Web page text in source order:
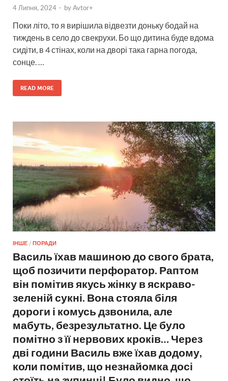
4 Липня, 2024 - byAvtor+
Поки літо, то я вирішила відвезти доньку бодай на
тиждень в село до свекрухи. Бо що дитина буде вдома
сидіти, в 4 стінах, коли на дворі така гарна погода,
сонце. …
READ MORE
ІНШЕ / ПОРАДИ
Василь їхав машиною до свого брата,
щоб позичити перфоратор. Раптом
він помітив якусь жінку в яскраво-
зеленій сукні. Вона стояла біля
дороги і комусь дзвонила, але
мабуть, безрезультатно. Це було
помітно з її нервових кроків… Через
дві години Василь вже їхав додому,
коли помітив, що незнайомка досі